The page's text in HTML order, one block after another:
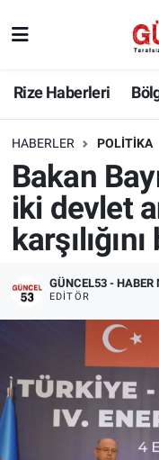
Rize Haberleri
HABERLER POLITIKA
Bakan
iki devlet
GÜNCEL53 - HABER
EDITÖR